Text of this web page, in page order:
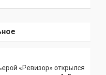
«Ревизор» открылся